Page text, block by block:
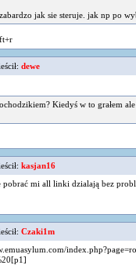
jak sie steruje. jak np po
dewe
Kiedyś w to grałem
kasjan16
pobrać mi all linki dzialają bez
Czaki1m